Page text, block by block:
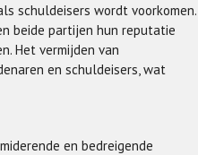
schuldeisers wordt voorkomen.
beide partijen hun reputatie
Het vermijden van
en schuldeisers, wat
en bedreigende